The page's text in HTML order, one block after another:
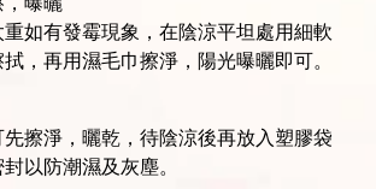
如有發霉現象，在陰涼平坦處用細軟
，再用濕毛巾擦淨，陽光曝曬即可。
擦淨，曬乾，待陰涼後再放入塑膠袋
以防潮濕及灰塵。